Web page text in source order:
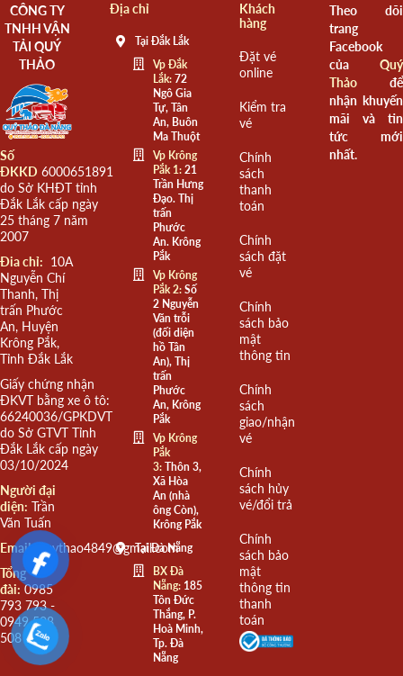
CÔNG TY
TNHH VẬN
TẢI QUÝ
THẢO
Số
ĐKKD 6000651891
do Sở KHĐT tỉnh
Đắk Lắk cấp ngày
25 tháng 7 năm
2007
Đia chỉ: 10A
Nguyễn Chí
Thanh, Thị
trấn Phước
An, Huyện
Krông Pắk,
Tỉnh Đắk Lắk
Giấy chứng nhận
ĐKVT bằng xe ô tô:
66240036/GPKDVT
do Sở GTVT Tỉnh
Đắk Lắk cấp ngày
03/10/2024
Người đại
diện: Trần
Văn Tuấn
Email: quythao4849@gmail.com
Tổng
đài: 0985
793 793 -
0949 508
508
Địa chỉ
Tại Đắk Lắk
Vp Đắk
Lắk:72
Ngô Gia
Tự, Tân
An, Buôn
Ma Thuột
Vp Krông
Pắk 1:21
Trần Hưng
Đạo. Thị
trấn
Phước
An. Krông
Pắk
Vp Krông
Pắk 2:Số
2 Nguyễn
Văn trỗi
(đối diện
hồ Tân
An), Thị
trấn
Phước
An, Krông
Pắk
Vp Krông
Pắk
3:Thôn 3,
Xã Hòa
An (nhà
ông Còn),
Krông Pắk
Tại Đà Nẵng
BX Đà
Nẵng:185
Tôn Đức
Thắng, P.
Hoà Minh,
Tp. Đà
Nẵng
Khách
hàng
Đặt vé
online
Kiểm tra
vé
Chính
sách
thanh
toán
Chính
sách đặt
vé
Chính
sách bảo
mật
thông tin
Chính
sách
giao/nhận
vé
Chính
sách hủy
vé/đổi trả
Chính
sách bảo
mật
thông tin
thanh
toán
Theo dõi
trang
Facebook
của Quý
Thảođể
nhận khuyến
mãi và tin
tức mới
nhất.